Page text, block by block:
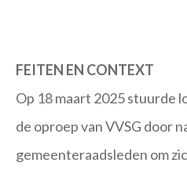
FEITEN EN CONTEXT
Op 18 maart 2025 stuurde
de oproep van VVSG door
gemeenteraadsleden om